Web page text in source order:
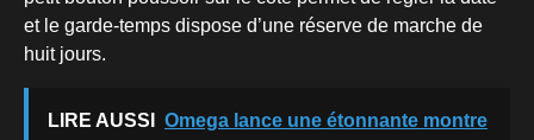
et le garde-temps dispose d’une réserve de marche de
huit jours.
LIRE AUSSI
Omega lance une étonnante montre